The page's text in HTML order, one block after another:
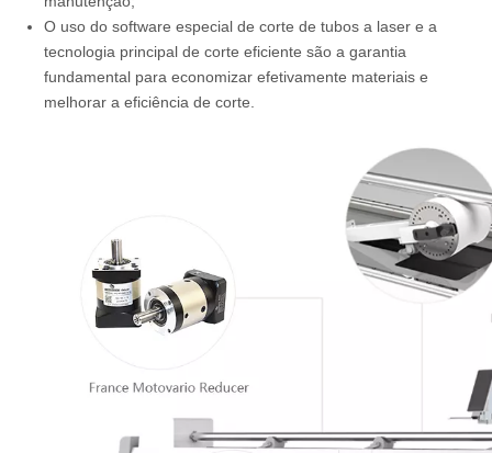
O uso do software especial de corte de tubos a laser e a
tecnologia principal de corte eficiente são a garantia
fundamental para economizar efetivamente materiais e
melhorar a eficiência de corte.